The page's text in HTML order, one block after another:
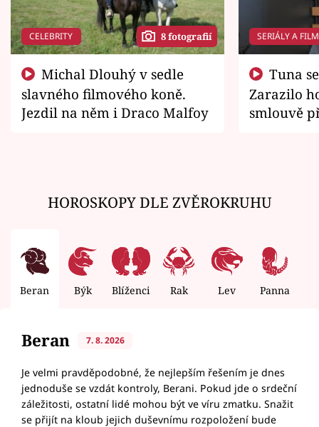
CELEBRITY 8 fotografií
slavného filmového koně.
Jezdil na něm i Draco Malfoy
SERIÁLY A
Zarazilo
smlouvě
HOROSKOPY DLE ZVĚROKRUHU
Beran Býk Blíženci Rak Lev Panna
Beran 7. 8. 2026
Je velmi pravděpodobné, že nejlepším řešením je dnes
jednoduše se vzdát kontroly, Berani. Pokud jde o srdeční
záležitosti, ostatní lidé mohou být ve víru zmatku. Snažit
se přijít na kloub jejich duševnímu rozpoložení bude